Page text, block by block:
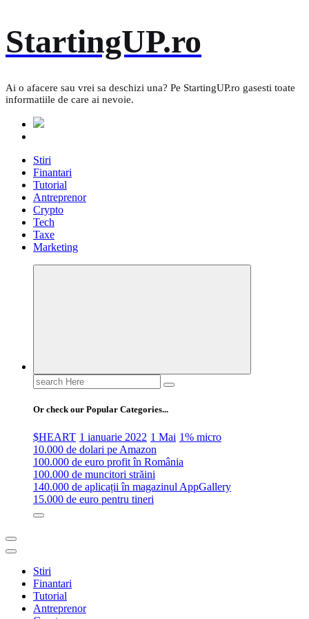
to
content
StartingUP.ro
Ai o afacere sau vrei sa deschizi una? Pe StartingUP.ro gasesti toate
informatiile de care ai nevoie.
Stiri
Finantari
Tutorial
Antreprenor
Crypto
Tech
Taxe
Marketing
Search
for:
Or check our Popular Categories...
$HEART 1 ianuarie 2022 1 Mai 1% micro
10.000 de dolari pe Amazon
100.000 de euro profit în România
100.000 de muncitori străini
140.000 de aplicații în magazinul AppGallery
15.000 de euro pentru tineri
Stiri
Finantari
Tutorial
Antreprenor